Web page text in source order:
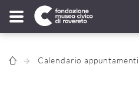
Calendario appuntamenti